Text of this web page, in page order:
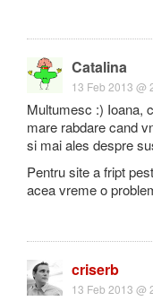
Catalina
13 Feb 2013 @
Multumesc :) Ioana,
mare rabdare cand
si mai ales despre
Pentru site a fript
acea vreme o
criserb
13 Feb 2013 @